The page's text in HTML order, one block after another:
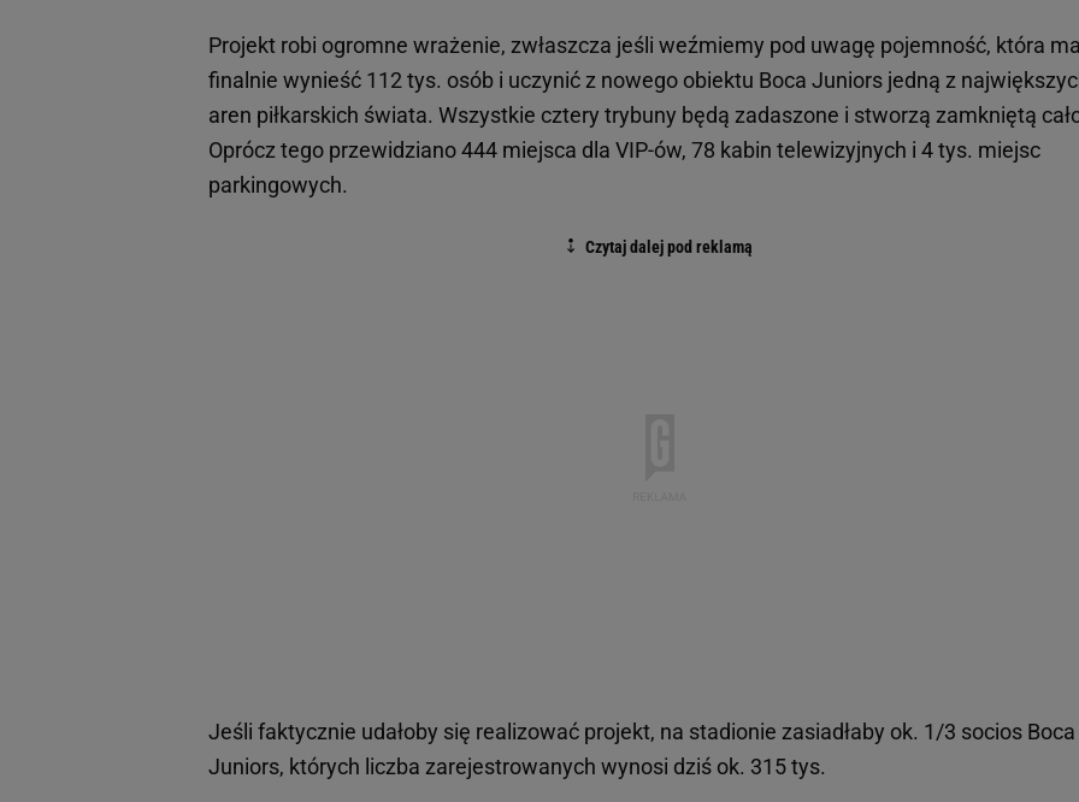
Projekt robi ogromne wrażenie, zwłaszcza jeśli weźmiemy pod uwagę pojemność, która ma
finalnie wynieść 112 tys. osób i uczynić z nowego obiektu Boca Juniors jedną z
aren piłkarskich świata. Wszystkie cztery trybuny będą zadaszone i stworzą zamkniętą
Oprócz tego przewidziano 444 miejsca dla VIP-ów, 78 kabin telewizyjnych i 4 tys. miejsc
parkingowych.
Jeśli faktycznie udałoby się realizować projekt, na stadionie zasiadłaby ok. 1/3 socios Boca
Juniors, których liczba zarejestrowanych wynosi dziś ok. 315 tys.